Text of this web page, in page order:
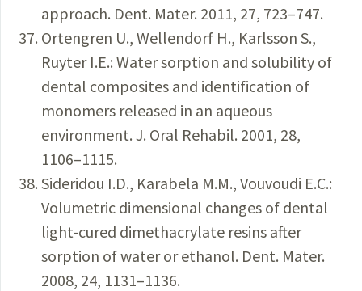
approach. Dent. Mater. 2011, 27, 723–747.
Ortengren U., Wellendorf H., Karlsson S.,
Ruyter I.E.: Water sorption and solubility of
dental composites and identification of
monomers released in an aqueous
environment. J. Oral Rehabil. 2001, 28,
1106–1115.
Sideridou I.D., Karabela M.M., Vouvoudi E.C.:
Volumetric dimensional changes of dental
light-cured dimethacrylate resins after
sorption of water or ethanol. Dent. Mater.
2008, 24, 1131–1136.